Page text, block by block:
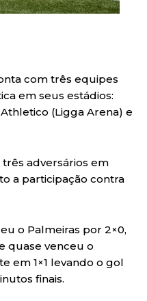
com três equipes
em seus estádios:
(Ligga Arena) e
adversários em
a participação contra
o Palmeiras por 2×0,
quase venceu o
em 1×1 levando o gol
finais.